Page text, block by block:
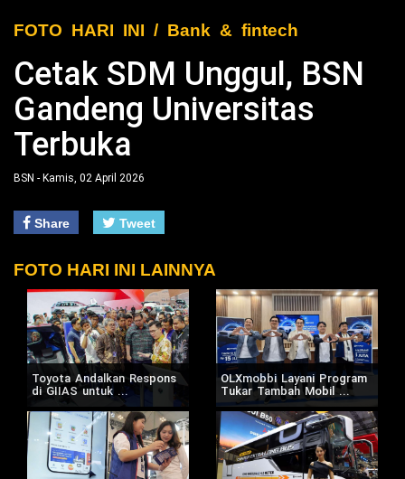
FOTO HARI INI / Bank & fintech
Cetak SDM Unggul, BSN
Gandeng Universitas
Terbuka
BSN - Kamis, 02 April 2026
Share Tweet
FOTO HARI INI LAINNYA
Toyota Andalkan Respons
di GIIAS untuk ...
OLXmobbi Layani Program
Tukar Tambah Mobil ...